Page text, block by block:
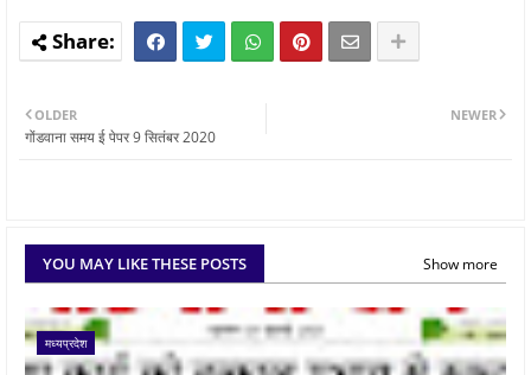
NEWER
OLDER
गोंडवाना समय ई पेपर 9 सितंबर 2020
YOU MAY LIKE THESE POSTS Show more
मध्यप्रदेश